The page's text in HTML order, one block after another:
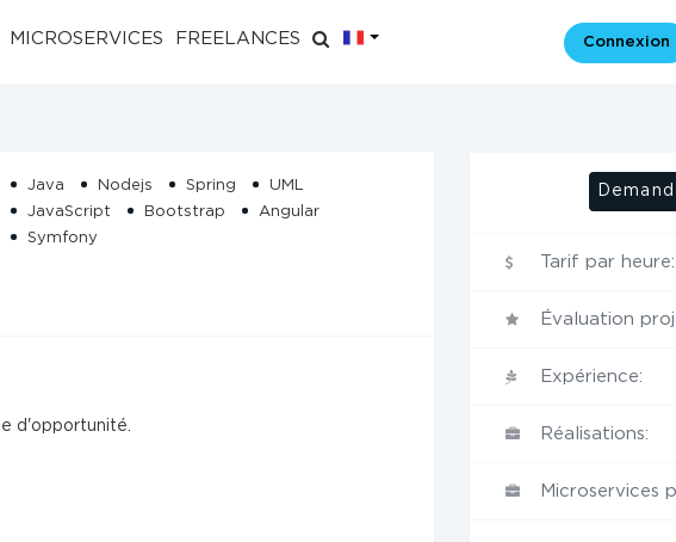
MICROSERVICES FREELANCES FR Connexion
Java Nodejs Spring
UML
JavaScript
Bootstrap
Angular
Symfony
à la recherche d'opportunité.
Tarif par heure:
Évaluation
Expérience:
Réalisations:
Microservices